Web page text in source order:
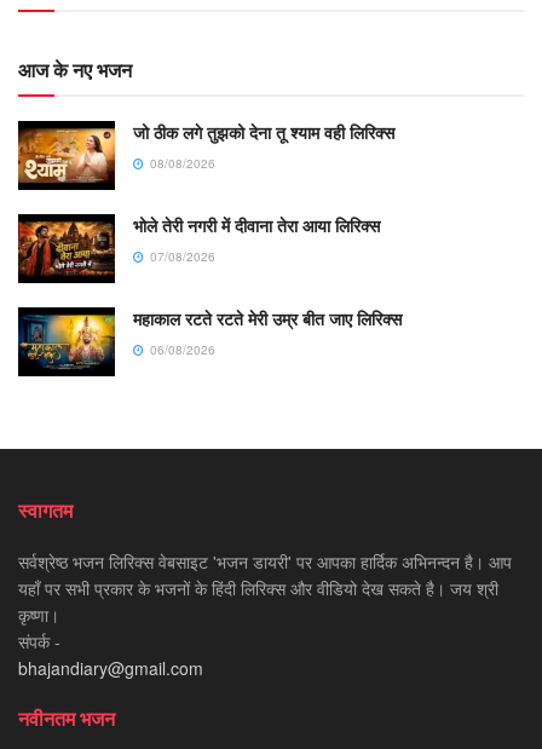
आज के नए भजन
जो ठीक लगे तुझको देना तू श्याम वही लिरिक्स
08/08/2026
भोले तेरी नगरी में दीवाना तेरा आया लिरिक्स
07/08/2026
महाकाल रटते रटते मेरी उम्र बीत जाए लिरिक्स
06/08/2026
स्वागतम
सर्वश्रेष्ठ भजन लिरिक्स वेबसाइट 'भजन डायरी' पर आपका हार्दिक अभिनन्दन है। आप
यहाँ पर सभी प्रकार के भजनों के हिंदी लिरिक्स और वीडियो देख सकते है। जय श्री
कृष्णा।
संपर्क -
bhajandiary@gmail.com
नवीनतम भजन